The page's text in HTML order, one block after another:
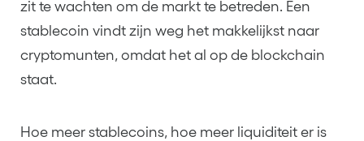
zit te wachten om de markt te betreden. Een
stablecoin vindt zijn weg het makkelijkst naar
cryptomunten, omdat het al op de blockchain
staat.
Hoe meer stablecoins, hoe meer liquiditeit er is